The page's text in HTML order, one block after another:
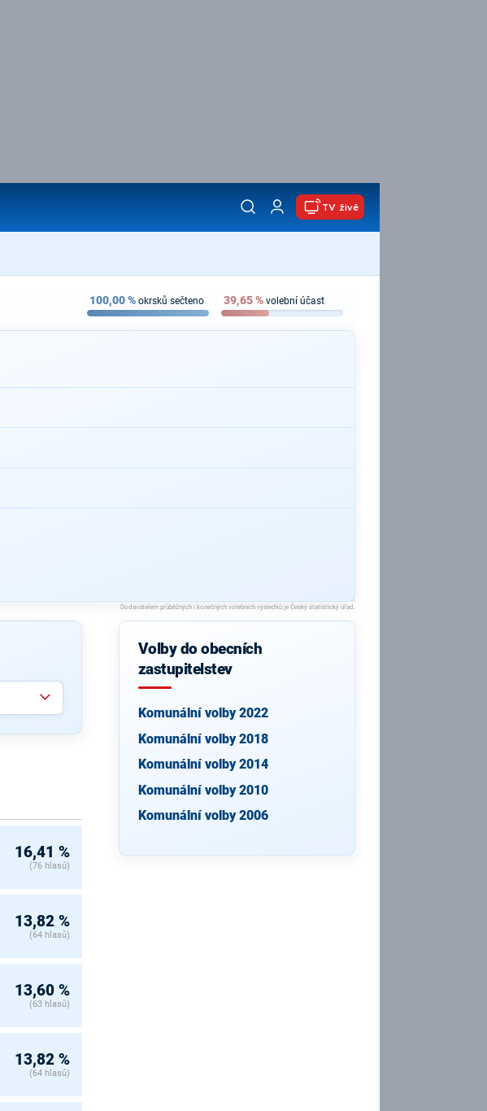
TV živě
100,00% okrsků sečteno 39,65% volební účast
16,41 %
(76 hlasů)
13,82 %
(64 hlasů)
13,60 %
(63 hlasů)
13,82 %
(64 hlasů)
Volby do obecních
zastupitelstev
Komunální volby 2022
Komunální volby 2018
Komunální volby 2014
Komunální volby 2010
Komunální volby 2006